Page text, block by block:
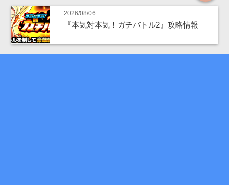
2026/08/06
『本気対本気！ガチバトル2』攻略情報